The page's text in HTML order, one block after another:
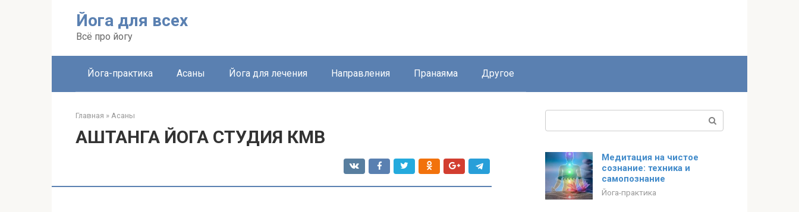
Йога для всех
Всё про йогу
Йога-практика Асаны Йога для лечения Направления Пранаяма Другое
Главная » Асаны
АШТАНГА ЙОГА СТУДИЯ КМВ
Медитация на чистое
сознание: техника и
самопознание
Йога-практика